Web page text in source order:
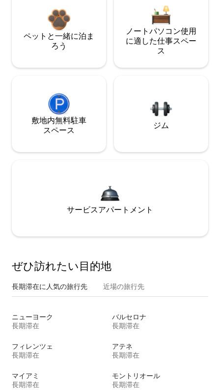
ペットと一緒に泊ま
ろう
ノートパソコン使用
に適した仕事スペー
ス
敷地内無料駐⁠車
ス⁠ペ⁠ー⁠ス
ジム
サービスアパートメント
ぜひ訪⁠れ⁠た⁠い目⁠的⁠地
長期滞在に人気の旅行先 近場の旅行先
ニューヨーク
長期滞在
バルセロナ
長期滞在
フィレンツェ
長期滞在
アテネ
長期滞在
マイアミ
長期滞在
モントリオール
長期滞在